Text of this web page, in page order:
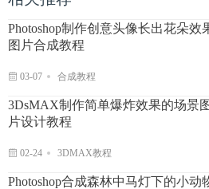
Photoshop制作创意头像长出花朵效
图片合成教程
03-07 合成教程
3DsMAX制作简单爆炸效果的场景图
片设计教程
02-24 3DMAX教程
Photoshop合成森林中马灯下的小动